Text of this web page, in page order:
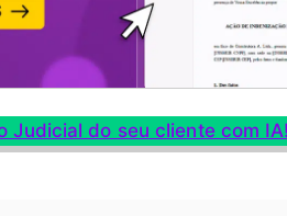
Judicial do seu cliente com